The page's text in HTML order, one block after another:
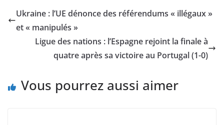
e
b
o
er l s
p
p
y
n
k
e
n
Ukraine : l’UE dénonce des référendums « illégaux »
et « manipulés »
Ligue des nations : l’Espagne rejoint la finale à
quatre après sa victoire au Portugal (1-0)
Vous pourrez aussi aimer